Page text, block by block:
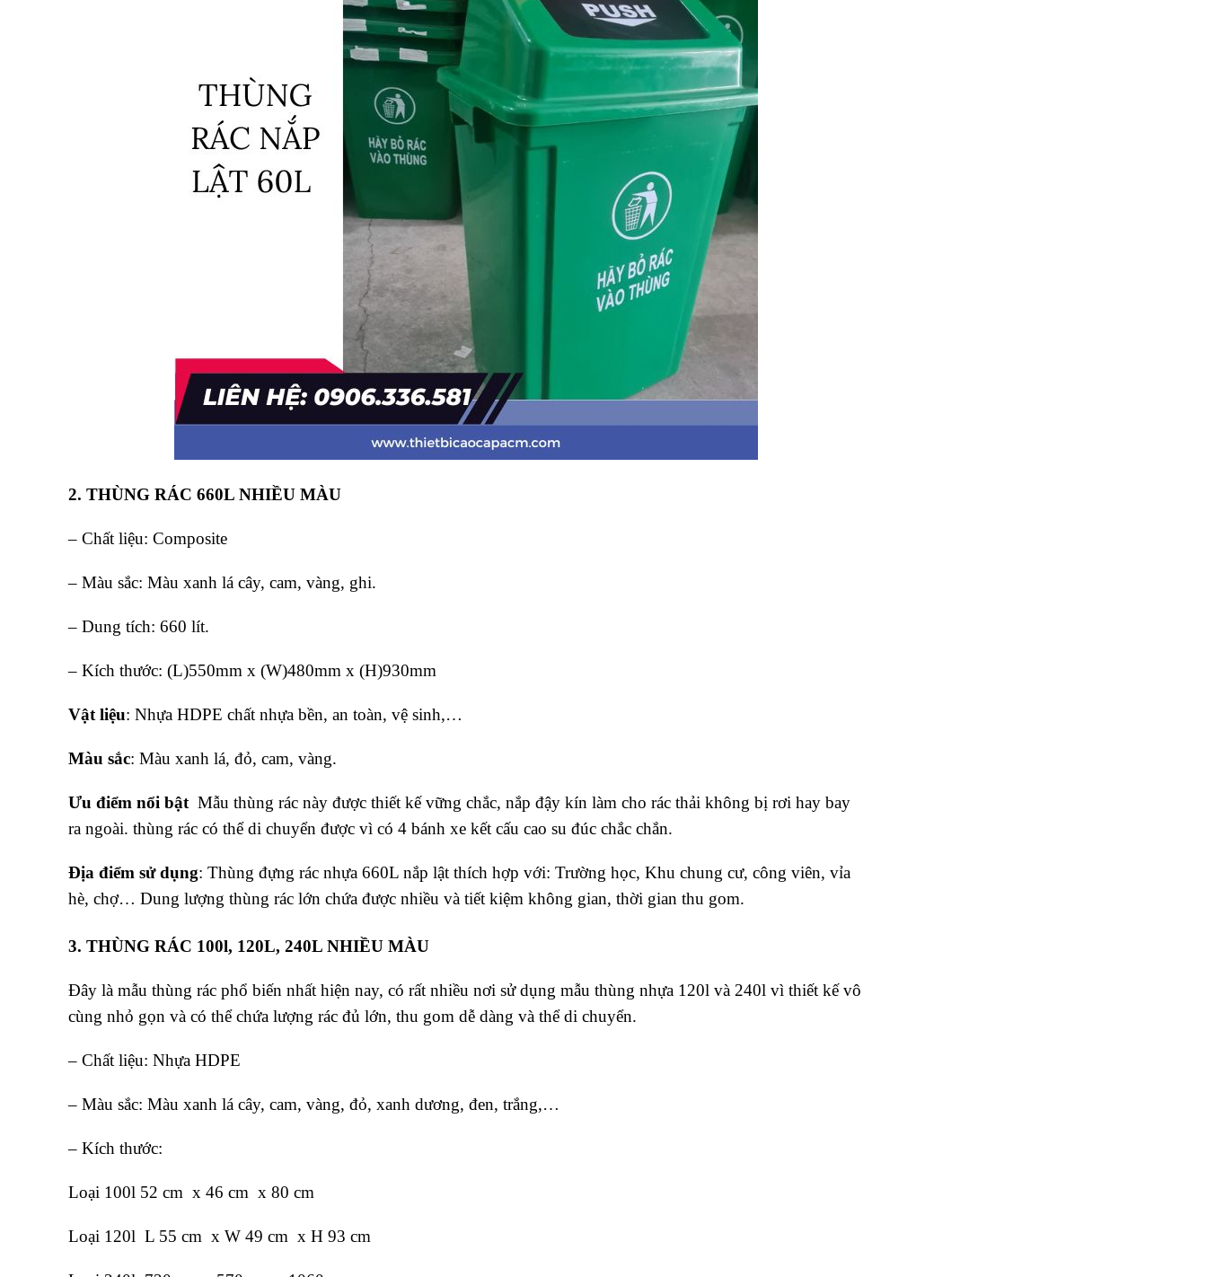
2. THÙNG RÁC 660L NHIỀU MÀU
– Chất liệu: Composite
– Màu sắc: Màu xanh lá cây, cam, vàng, ghi.
– Dung tích: 660 lít.
– Kích thước: (L)550mm x (W)480mm x (H)930mm
Vật liệu: Nhựa HDPE chất nhựa bền, an toàn, vệ sinh,…
Màu sắc: Màu xanh lá, đỏ, cam, vàng.
Ưu điểm nổi bật Mẫu thùng rác này được thiết kế vững chắc, nắp đậy kín làm cho rác thải không bị rơi hay bay
ra ngoài. thùng rác có thể di chuyển được vì có 4 bánh xe kết cấu cao su đúc chắc chắn.
Địa điểm sử dụng: Thùng đựng rác nhựa 660L nắp lật thích hợp với: Trường học, Khu chung cư, công viên, vỉa
hè, chợ… Dung lượng thùng rác lớn chứa được nhiều và tiết kiệm không gian, thời gian thu gom.
3. THÙNG RÁC 100l, 120L, 240L NHIỀU MÀU
Đây là mẫu thùng rác phổ biến nhất hiện nay, có rất nhiều nơi sử dụng mẫu thùng nhựa 120l và 240l vì thiết kế vô
cùng nhỏ gọn và có thể chứa lượng rác đủ lớn, thu gom dễ dàng và thể di chuyển.
– Chất liệu: Nhựa HDPE
– Màu sắc: Màu xanh lá cây, cam, vàng, đỏ, xanh dương, đen, trắng,…
– Kích thước:
Loại 100l 52 cm x 46 cm x 80 cm
Loại 120l L 55 cm x W 49 cm x H 93 cm